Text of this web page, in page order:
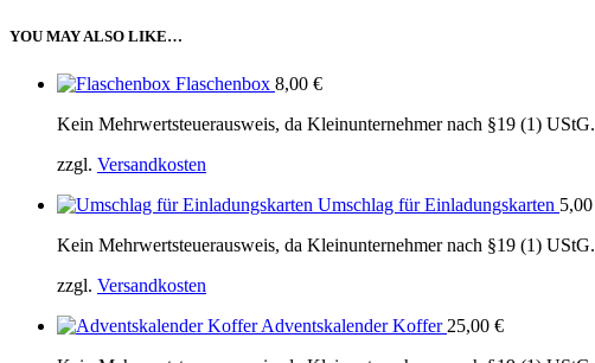
YOU MAY ALSO LIKE…
Flaschenbox 8,00 €
Kein Mehrwertsteuerausweis, da Kleinunternehmer nach §19 (1) UStG.
zzgl. Versandkosten
Umschlag für Einladungskarten 5,00
Kein Mehrwertsteuerausweis, da Kleinunternehmer nach §19 (1) UStG.
zzgl. Versandkosten
Adventskalender Koffer 25,00 €